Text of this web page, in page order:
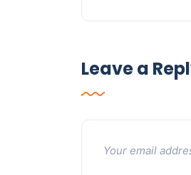
Leave a
Your email